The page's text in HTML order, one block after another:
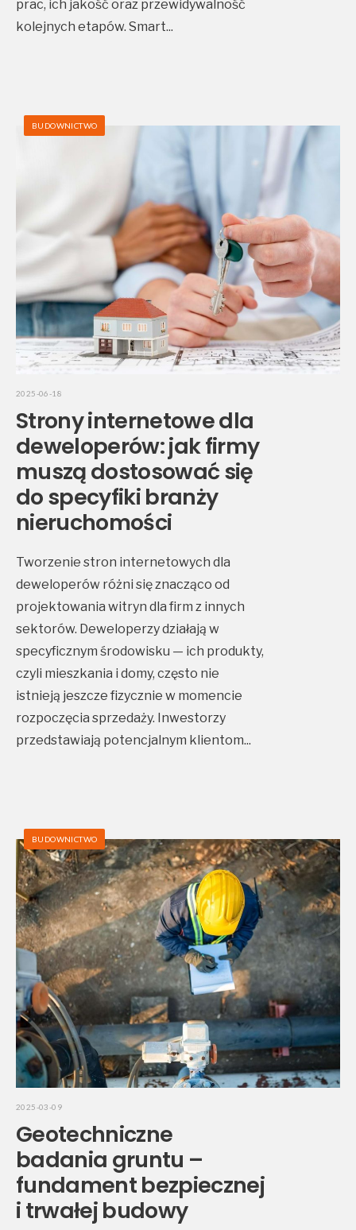
prac, ich jakość oraz przewidywalność
kolejnych etapów. Smart...
BUDOWNICTWO
2025-06-18
Strony internetowe dla
deweloperów: jak firmy
muszą dostosować się
do specyfiki branży
nieruchomości
Tworzenie stron internetowych dla
deweloperów różni się znacząco od
projektowania witryn dla firm z innych
sektorów. Deweloperzy działają w
specyficznym środowisku — ich produkty,
czyli mieszkania i domy, często nie
istnieją jeszcze fizycznie w momencie
rozpoczęcia sprzedaży. Inwestorzy
przedstawiają potencjalnym klientom...
BUDOWNICTWO
2025-03-09
Geotechniczne
badania gruntu –
fundament bezpiecznej
i trwałej budowy